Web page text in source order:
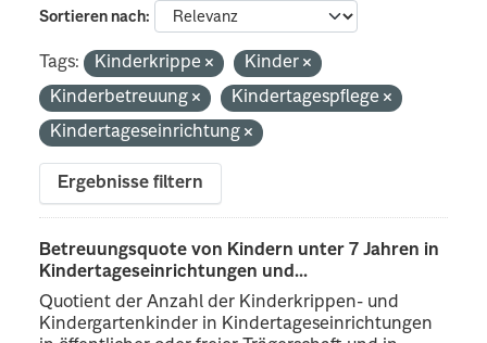
Sortieren nach
Tags: Kinderkrippe
Kinder
Kinderbetreuung
Kindertagespflege
Kindertageseinrichtung
Ergebnisse filtern
Betreuungsquote von Kindern unter 7 Jahren in
Kindertageseinrichtungen und...
Quotient der Anzahl der Kinderkrippen- und
Kindergartenkinder in Kindertageseinrichtungen